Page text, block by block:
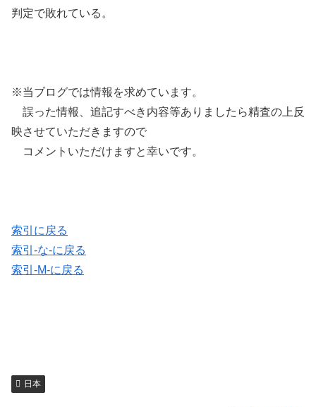
判定で敗れている。
※当ブログでは情報を求めています。
誤った情報、追記すべき内容等ありましたら精査の上反
映させていただきますので
コメントいただけますと幸いです。
索引に戻る
索引-な-に戻る
索引-M-に戻る
日本